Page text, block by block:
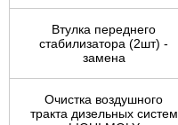
Втулка переднего
стабилизатора (2шт) -
замена
Очистка воздушного
тракта дизельных систем